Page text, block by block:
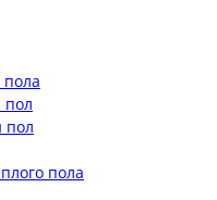
пол
пол
пола